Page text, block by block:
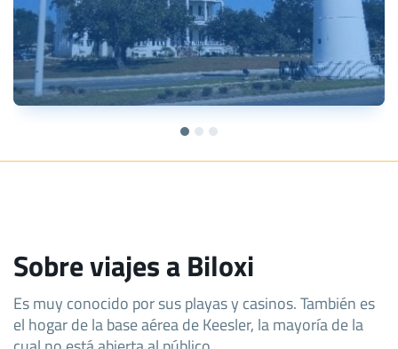
Sobre viajes a Biloxi
Es muy conocido por sus playas y casinos. También es
el hogar de la base aérea de Keesler, la mayoría de la